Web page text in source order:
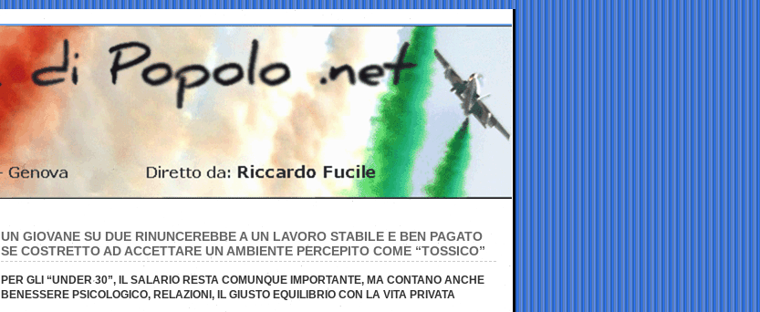
UN GIOVANE SU DUE RINUNCEREBBE A UN LAVORO STABILE E BEN PAGATO
SE COSTRETTO AD ACCETTARE UN AMBIENTE PERCEPITO COME “TOSSICO”
PER GLI “UNDER 30”, IL SALARIO RESTA COMUNQUE IMPORTANTE, MA CONTANO ANCHE
BENESSERE PSICOLOGICO, RELAZIONI, IL GIUSTO EQUILIBRIO CON LA VITA PRIVATA